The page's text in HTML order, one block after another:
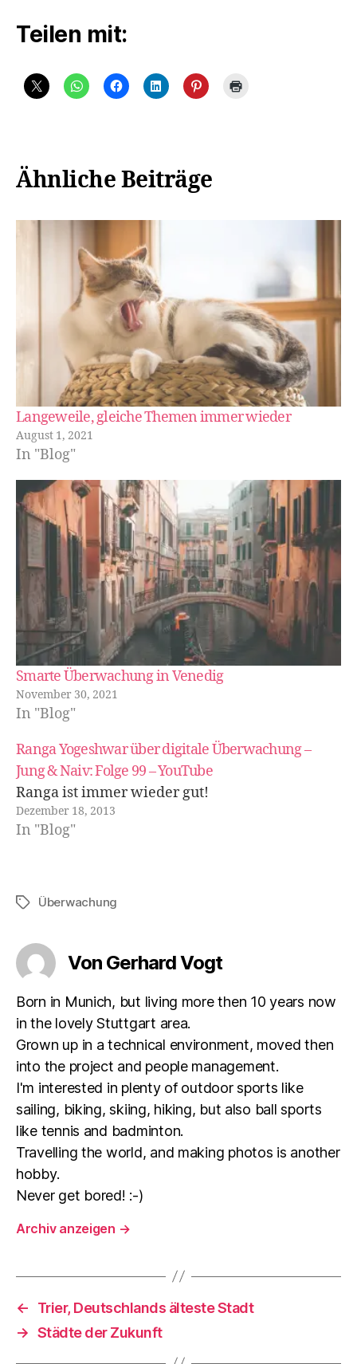
Teilen mit:
Ähnliche Beiträge
Langeweile, gleiche Themen immer wieder
August 1, 2021
In "Blog"
Smarte Überwachung in Venedig
November 30, 2021
In "Blog"
Ranga Yogeshwar über digitale Überwachung –
Jung & Naiv: Folge 99 – YouTube
Ranga ist immer wieder gut!
Dezember 18, 2013
In "Blog"
Schlagwörter
Überwachung
Von Gerhard Vogt
Born in Munich, but living more then 10 years now
in the lovely Stuttgart area.
Grown up in a technical environment, moved then
into the project and people management.
I'm interested in plenty of outdoor sports like
sailing, biking, skiing, hiking, but also ball sports
like tennis and badminton.
Travelling the world, and making photos is another
hobby.
Never get bored! :-)
Archiv anzeigen →
←
Trier, Deutschlands älteste Stadt
→ Städte der Zukunft